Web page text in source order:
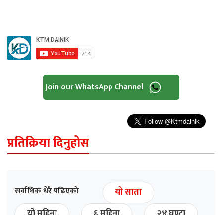
Join our WhatsApp Channel
प्रतिक्रिया दिनुहोस
सर्वाधिक धेरै पढिएको
यो साता